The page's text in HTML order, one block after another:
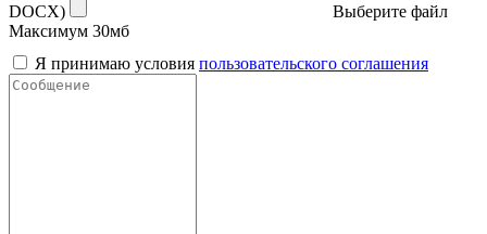
DOCX)
Выберите файл
Максимум 30мб
Я принимаю условия пользовательского соглашения